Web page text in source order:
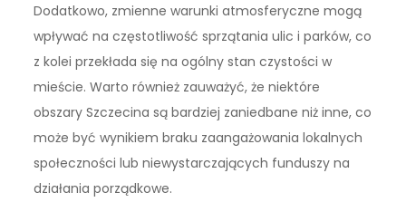
Dodatkowo, zmienne warunki atmosferyczne mogą
wpływać na częstotliwość sprzątania ulic i parków, co
z kolei przekłada się na ogólny stan czystości w
mieście. Warto również zauważyć, że niektóre
obszary Szczecina są bardziej zaniedbane niż inne, co
może być wynikiem braku zaangażowania lokalnych
społeczności lub niewystarczających funduszy na
działania porządkowe.